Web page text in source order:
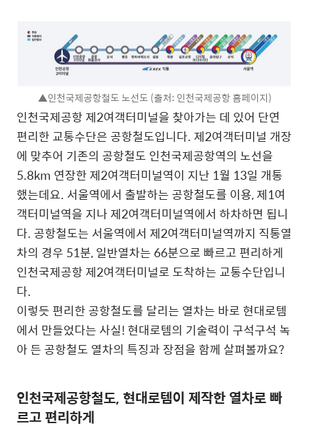
▲인천국제공항철도 노선도 (출처: 인천국제공항 홈페이지)
인천국제공항 제2여객터미널을 찾아가는 데 있어 단연
편리한 교통수단은 공항철도입니다. 제2여객터미널 개장
에 맞추어 기존의 공항철도 인천국제공항역의 노선을
5.8km 연장한 제2여객터미널역이 지난 1월 13일 개통
했는데요. 서울역에서 출발하는 공항철도를 이용, 제1여
객터미널역을 지나 제2여객터미널역에서 하차하면 됩니
다. 공항철도는 서울역에서 제2여객터미널역까지 직통열
차의 경우 51분, 일반열차는 66분으로 빠르고 편리하게
인천국제공항 제2여객터미널로 도착하는 교통수단입니
다.
이렇듯 편리한 공항철도를 달리는 열차는 바로 현대로템
에서 만들었다는 사실! 현대로템의 기술력이 구석구석 녹
아 든 공항철도 열차의 특징과 장점을 함께 살펴볼까요?
인천국제공항철도, 현대로템이 제작한 열차로 빠
르고 편리하게